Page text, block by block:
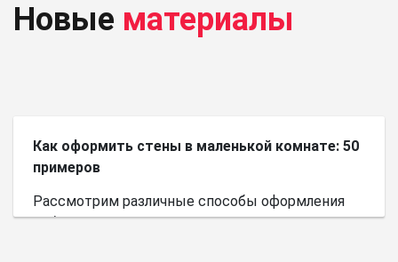
Новые материалы
Как оформить стены в маленькой комнате: 50
примеров
Рассмотрим различные способы оформления
небольшого пространства.